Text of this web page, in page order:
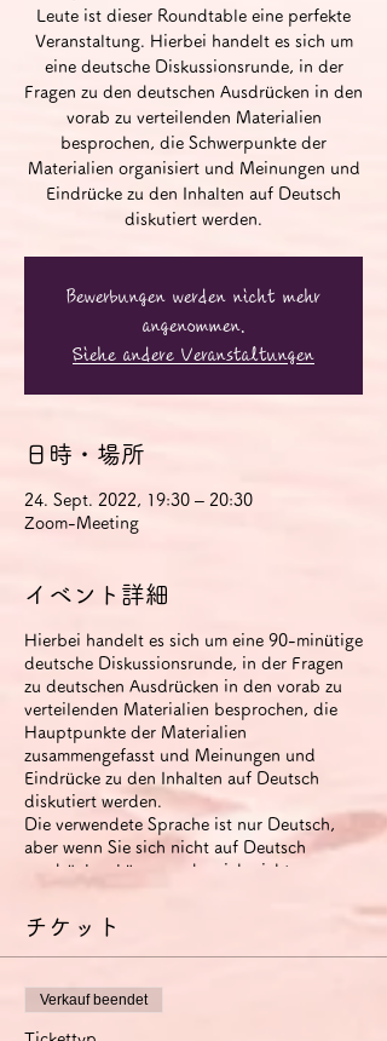
Leute ist dieser Roundtable eine perfekte
Veranstaltung. Hierbei handelt es sich um
eine deutsche Diskussionsrunde, in der
Fragen zu den deutschen Ausdrücken in den
vorab zu verteilenden Materialien
besprochen, die Schwerpunkte der
Materialien organisiert und Meinungen und
Eindrücke zu den Inhalten auf Deutsch
diskutiert werden.
Bewerbungen werden nicht mehr
angenommen.
Siehe andere Veranstaltungen
日時・場所
24. Sept. 2022, 19:30 – 20:30
Zoom-Meeting
イベント詳細
Hierbei handelt es sich um eine 90-minütige
deutsche Diskussionsrunde, in der Fragen
zu deutschen Ausdrücken in den vorab zu
verteilenden Materialien besprochen, die
Hauptpunkte der Materialien
zusammengefasst und Meinungen und
Eindrücke zu den Inhalten auf Deutsch
diskutiert werden.
Die verwendete Sprache ist nur Deutsch,
aber wenn Sie sich nicht auf Deutsch
ausdrücken können oder sich nicht
Sie Japanisch verwenden (um Zeit zu
sparen).
Der runde Tisch wird aufgezeichnet. Das
Video steht den Teilnehmern zwei Wochen
nach Ende der Veranstaltung zur Verfügung.
Wenn Sie die Option
チケット
Verkauf beendet